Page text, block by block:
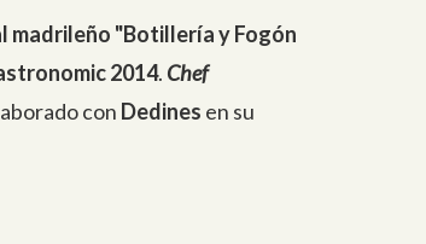
madrileño "Botillería y Fogón
2014. Chef
con Dedines en su